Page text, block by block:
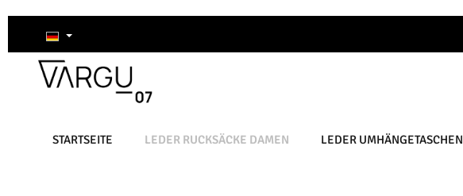
Hauptinhalt springen
Zur Suche springen
Zur Hauptnavigation springen
STARTSEITE LEDER RUCKSÄCKE DAMEN LEDER UMHÄNGETASCHEN